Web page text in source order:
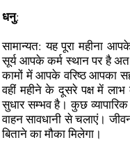
धनु:
सामान्यत: यह पूरा महीना
सूर्य आपके कर्म स्थान पर है
कामों में आपके वरिष्ठ आपका
वहीं महीने के दूसरे पक्ष में लाभ
सुधार सम्भव है। कुछ
वाहन सावधानी से चलाएं।
बिताने का मौका मिलेगा।